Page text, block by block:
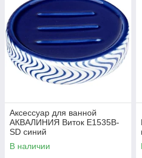
Аксессуар для ванной
АКВАЛИНИЯ Виток E1535B-
SD синий
В наличии